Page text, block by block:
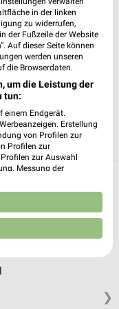
Prospekten
planen
Angeboten in
❯
in der linken
zu widerrufen,
der Fußzeile der Website
Auf dieser Seite können
werden unseren
die Browserdaten.
um die Leistung der
tun:
einem Endgerät.
Erstellung
von Profilen zur
Profilen zur
zur Auswahl
Messung der
Entwicklung und
Daten zur Auswahl
und in die